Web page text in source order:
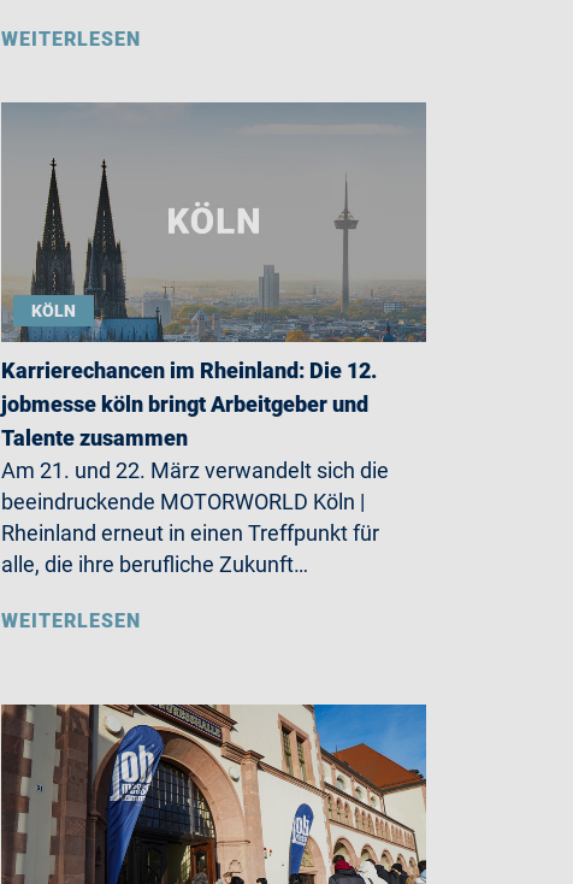
WEITERLESEN
KÖLN
Karrierechancen im Rheinland: Die 12.
jobmesse köln bringt Arbeitgeber und
Talente zusammen
Am 21. und 22. März verwandelt sich die
beeindruckende MOTORWORLD Köln |
Rheinland erneut in einen Treffpunkt für
alle, die ihre berufliche Zukunft…
WEITERLESEN